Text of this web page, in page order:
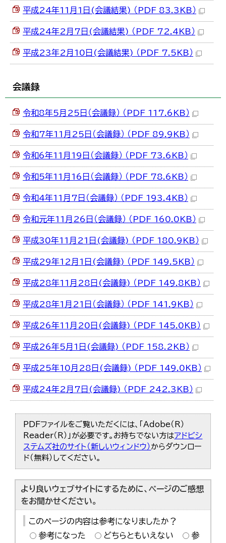
平成24年11月1日(会議結果) （PDF 83.3KB）
平成24年2月7日(会議結果) （PDF 72.4KB）
平成23年2月10日(会議結果) （PDF 7.5KB）
会議録
令和8年5月25日（会議録） （PDF 117.6KB）
令和7年11月25日（会議録） （PDF 89.9KB）
令和6年11月19日（会議録） （PDF 73.6KB）
令和5年11月16日（会議録） （PDF 78.6KB）
令和4年11月7日（会議録） （PDF 193.4KB）
令和元年11月26日（会議録） （PDF 160.0KB）
平成30年11月21日(会議録) （PDF 180.9KB）
平成29年12月1日(会議録) （PDF 149.5KB）
平成28年11月28日(会議録) （PDF 149.8KB）
平成28年1月21日（会議録） （PDF 141.9KB）
平成26年11月20日(会議録) （PDF 145.0KB）
平成26年5月1日(会議録) （PDF 158.2KB）
平成25年10月28日(会議録) （PDF 149.0KB）
平成24年2月7日(会議録) （PDF 242.3KB）
PDFファイルをご覧いただくには、「Adobe（R）
Reader（R）」が必要です。お持ちでない方はアドビシ
ステムズ社のサイト（新しいウィンドウ） からダウンロー
ド（無料）してください。
より良いウェブサイトにするために、ページのご感想
をお聞かせください。
このページの内容は参考になりましたか？
参考になった
どちらともいえない
参